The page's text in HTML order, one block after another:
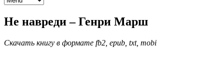
Не навреди – Генри Марш
Скачать книгу в формате fb2, epub, txt, mobi